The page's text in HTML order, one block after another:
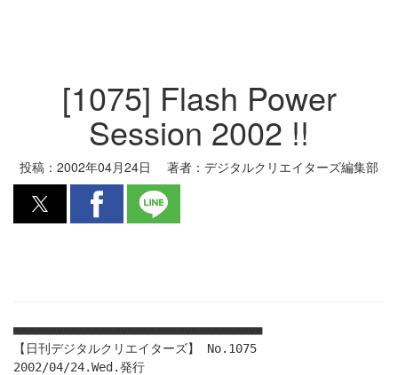
[1075] Flash Power
Session 2002 !!
投稿： 2002年04月24日 著者： デジタルクリエイターズ編集部
■■■■■■■■■■■■■■■■■■■■■■■■■■■■■■■■■■■
【日刊デジタルクリエイターズ】 No.1075
2002/04/24.Wed.発行